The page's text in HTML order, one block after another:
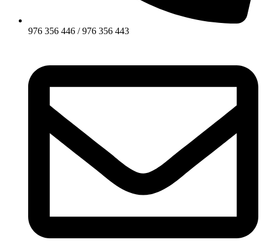
976 356 446 / 976 356 443